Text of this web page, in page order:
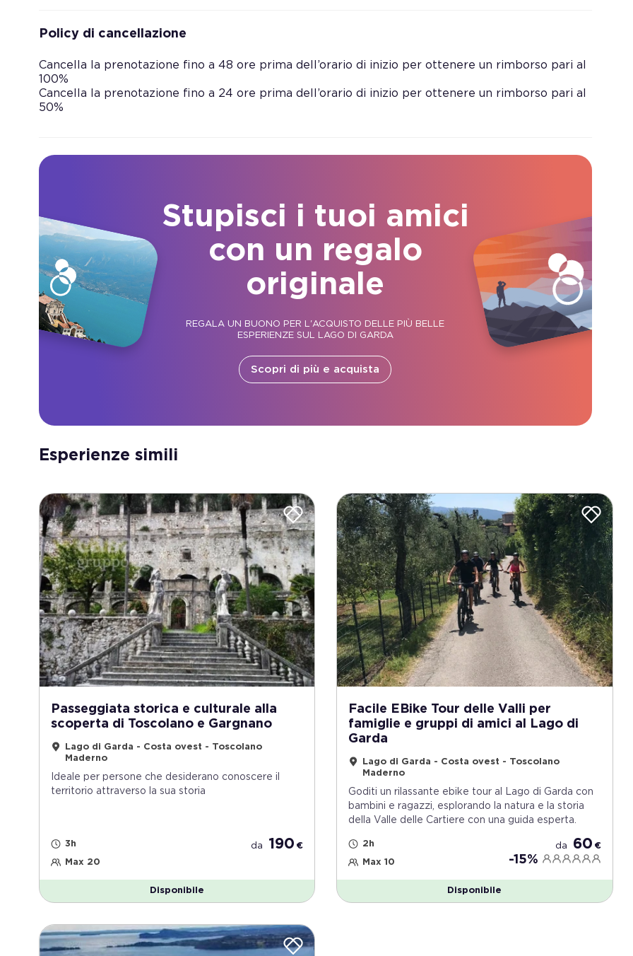
Policy di cancellazione
Cancella la prenotazione fino a 48 ore prima dell’orario di inizio per ottenere un rimborso pari al
100%
Cancella la prenotazione fino a 24 ore prima dell’orario di inizio per ottenere un rimborso pari al
50%
Stupisci i tuoi amici
con un regalo
originale
REGALA UN BUONO PER L'ACQUISTO DELLE PIÙ BELLE
ESPERIENZE SUL LAGO DI GARDA
Scopri di più e acquista
Esperienze simili
Passeggiata storica e culturale alla
scoperta di Toscolano e Gargnano
Lago di Garda - Costa ovest - Toscolano
Maderno
Ideale per persone che desiderano conoscere il
territorio attraverso la sua storia
3h
Max 20
da 190 €
Disponibile
Facile EBike Tour delle Valli per
famiglie e gruppi di amici al Lago di
Garda
Lago di Garda - Costa ovest - Toscolano
Maderno
Goditi un rilassante ebike tour al Lago di Garda con
bambini e ragazzi, esplorando la natura e la storia
della Valle delle Cartiere con una guida esperta.
2h
Max 10
da 60 €
-15%
Disponibile